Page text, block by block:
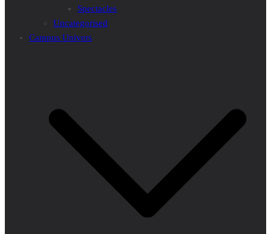
Spectacles
Uncategorised
Campus Univers